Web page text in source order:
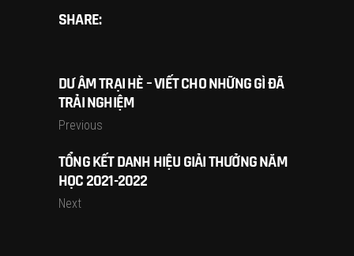
SHARE:
DƯ ÂM TRẠI HÈ – VIẾT CHO NHỮNG GÌ ĐÃ
TRẢI NGHIỆM
Previous
TỔNG KẾT DANH HIỆU GIẢI THƯỞNG NĂM
HỌC 2021-2022
Next